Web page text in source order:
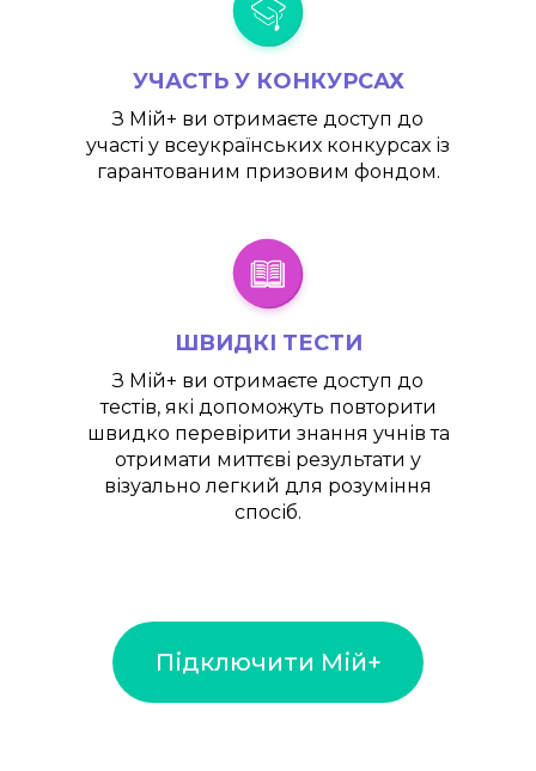
УЧАСТЬ У КОНКУРСАХ
З Мій+ ви отримаєте доступ до
участі у всеукраїнських конкурсах із
гарантованим призовим фондом.
ШВИДКІ ТЕСТИ
З Мій+ ви отримаєте доступ до
тестів, які допоможуть повторити
швидко перевірити знання учнів та
отримати миттєві результати у
візуально легкий для розуміння
спосіб.
Підключити Мій+